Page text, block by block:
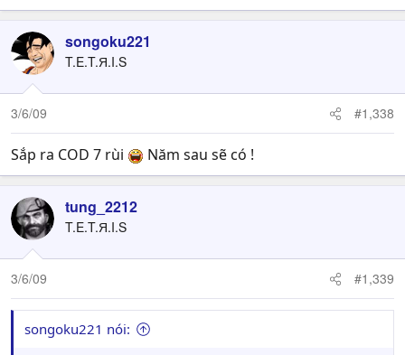
songoku221
T.E.T.Я.I.S
3/6/09 #1,338
Sắp ra COD 7 rùi Năm sau sẽ có !
tung_2212
T.E.T.Я.I.S
3/6/09 #1,339
songoku221 nói: